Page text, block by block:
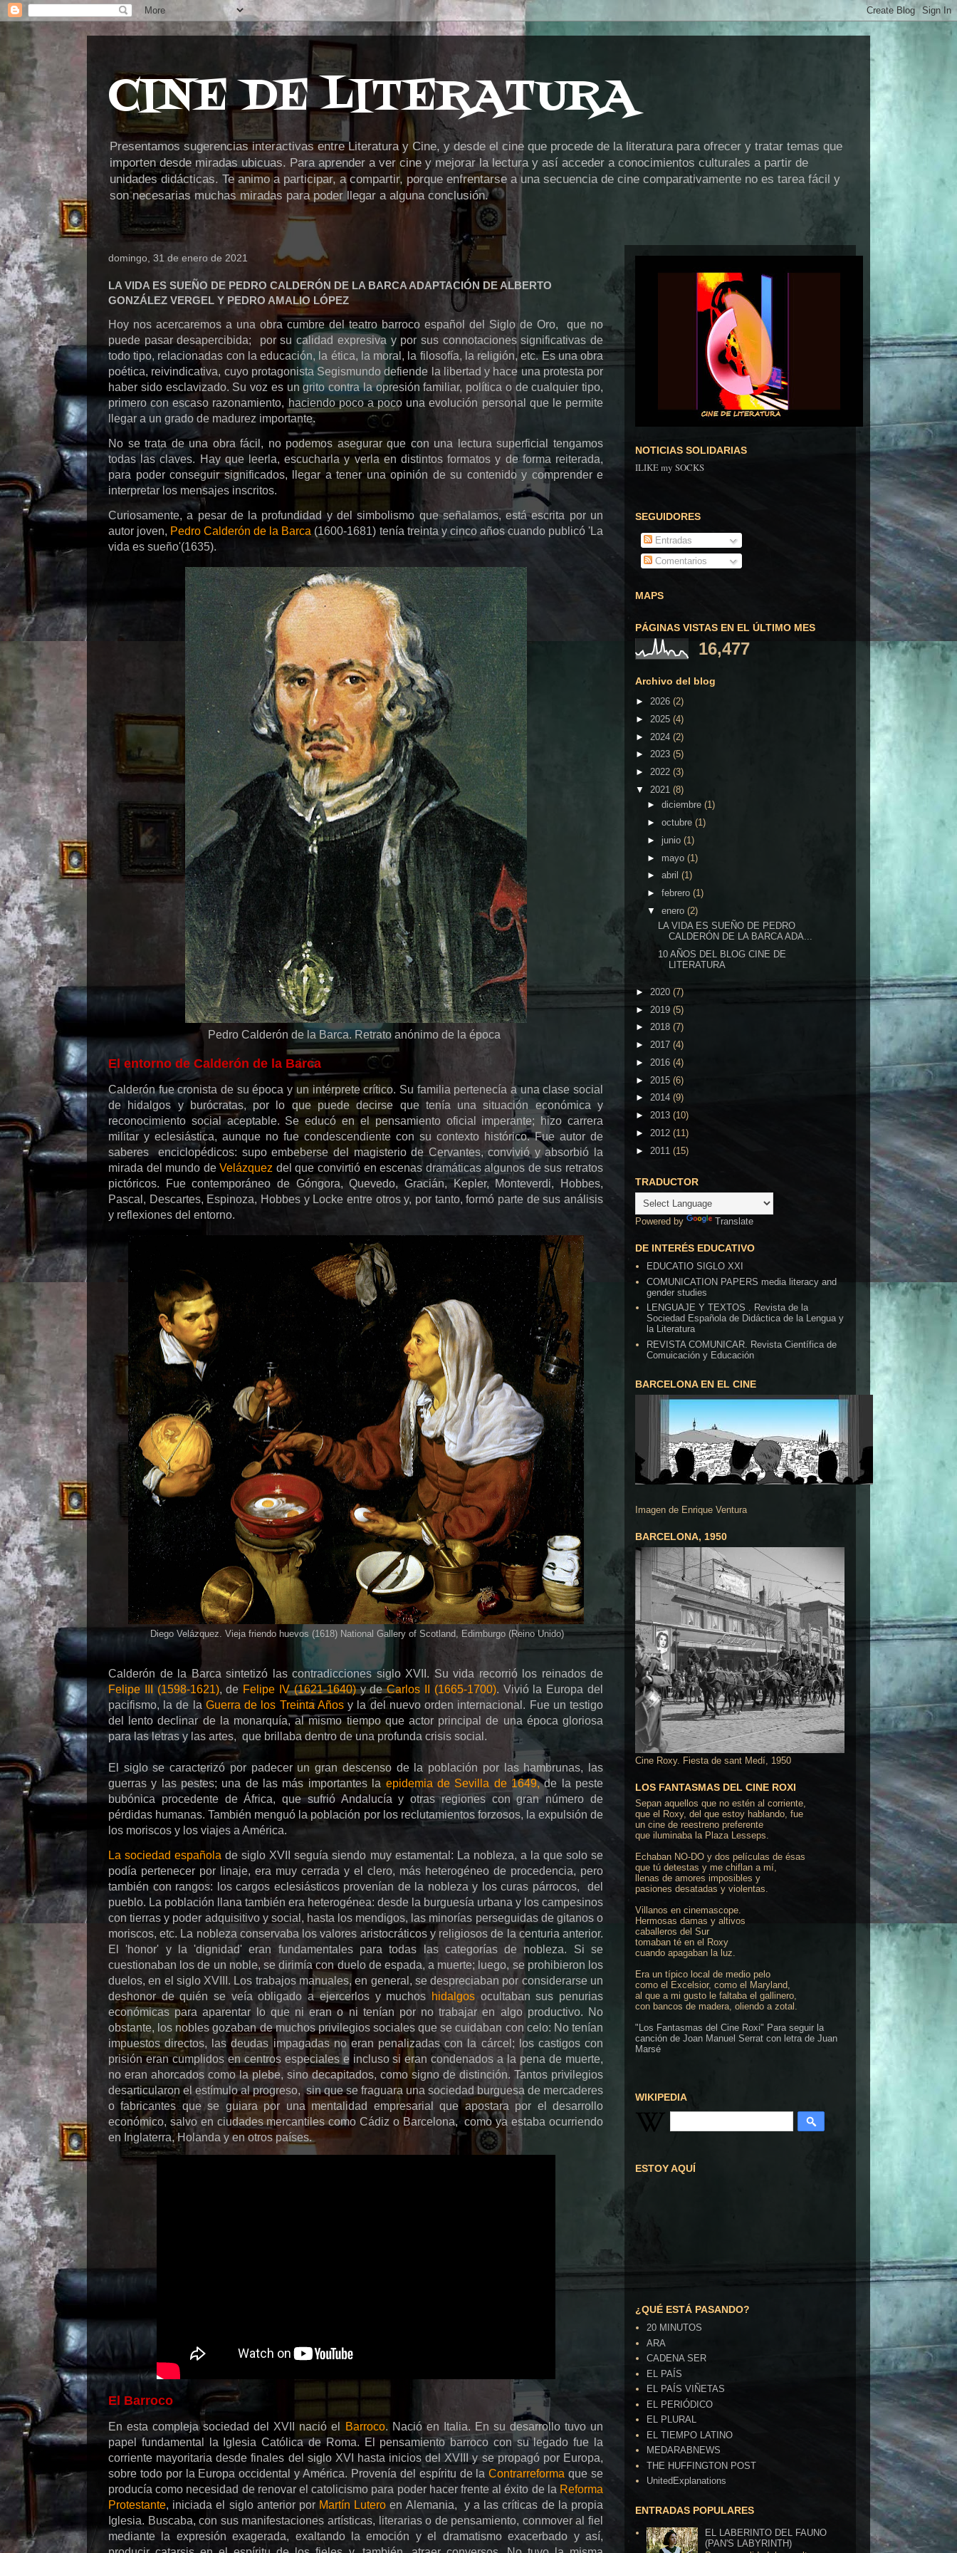
CINE DE LITERATURA
Presentamos sugerencias interactivas entre Literatura y Cine, y desde el cine que procede de la literatura para ofrecer y tratar temas que
importen desde miradas ubicuas. Para aprender a ver cine y mejorar la lectura y así acceder a conocimientos culturales a partir de
unidades didácticas. Te animo a participar, a compartir, porque enfrentarse a una secuencia de cine comparativamente no es tarea fácil y
son necesarias muchas miradas para poder llegar a alguna conclusión.
domingo, 31 de enero de 2021
LA VIDA ES SUEÑO DE PEDRO CALDERÓN DE LA BARCA ADAPTACIÓN DE ALBERTO
GONZÁLEZ VERGEL Y PEDRO AMALIO LÓPEZ
Hoy nos acercaremos a una obra cumbre del teatro barroco español del Siglo de Oro, que no
puede pasar desapercibida; por su calidad expresiva y por sus connotaciones significativas de
todo tipo, relacionadas con la educación, la ética, la moral, la filosofía, la religión, etc. Es una obra
poética, reivindicativa, cuyo protagonista Segismundo defiende la libertad y hace una protesta por
haber sido esclavizado. Su voz es un grito contra la opresión familiar, política o de cualquier tipo,
primero con escaso razonamiento, haciendo poco a poco una evolución personal que le permite
llegar a un grado de madurez importante.
No se trata de una obra fácil, no podemos asegurar que con una lectura superficial tengamos
todas las claves. Hay que leerla, escucharla y verla en distintos formatos y de forma reiterada,
para poder conseguir significados, llegar a tener una opinión de su contenido y comprender e
interpretar los mensajes inscritos.
Curiosamente, a pesar de la profundidad y del simbolismo que señalamos, está escrita por un
autor joven, Pedro Calderón de la Barca (1600-1681) tenía treinta y cinco años cuando publicó 'La
vida es sueño'(1635).
Pedro Calderón de la Barca. Retrato anónimo de la época
El entorno de Calderón de la Barca
Calderón fue cronista de su época y un intérprete crítico. Su familia pertenecía a una clase social
de hidalgos y burócratas, por lo que puede decirse que tenía una situación económica y
reconocimiento social aceptable. Se educó en el pensamiento oficial imperante; hizo carrera
militar y eclesiástica, aunque no fue condescendiente con su contexto histórico. Fue autor de
saberes enciclopédicos: supo embeberse del magisterio de Cervantes, convivió y absorbió la
mirada del mundo deVelázquez del que convirtió en escenas dramáticas algunos de sus retratos
pictóricos. Fue contemporáneo de Góngora, Quevedo, Gracián, Kepler, Monteverdi, Hobbes,
Pascal, Descartes, Espinoza, Hobbes y Locke entre otros y, por tanto, formó parte de sus análisis
y reflexiones del entorno.
Diego Velázquez. Vieja friendo huevos (1618) National Gallery of Scotland, Edimburgo (Reino Unido)
Calderón de la Barca sintetizó las contradicciones siglo XVII. Su vida recorrió los reinados de
Felipe III (1598-1621), de Felipe IV (1621-1640)y deCarlos II (1665-1700). Vivió la Europa del
pacifismo, la de la Guerra de los Treinta Añosy la del nuevo orden internacional. Fue un testigo
del lento declinar de la monarquía, al mismo tiempo que actor principal de una época gloriosa
para las letras y las artes, que brillaba dentro de una profunda crisis social.
El siglo se caracterizó por padecer un gran descenso de la población por las hambrunas, las
guerras y las pestes; una de las más importantes la epidemia de Sevilla de 1649, de la peste
bubónica procedente de África, que sufrió Andalucía y otras regiones con gran número de
pérdidas humanas. También menguó la población por los reclutamientos forzosos, la expulsión de
los moriscos y los viajes a América.
La sociedad española de siglo XVII seguía siendo muy estamental: La nobleza, a la que solo se
podía pertenecer por linaje, era muy cerrada y el clero, más heterogéneo de procedencia, pero
también con rangos: los cargos eclesiásticos provenían de la nobleza y los curas párrocos, del
pueblo. La población llana también era heterogénea: desde la burguesía urbana y los campesinos
con tierras y poder adquisitivo y social, hasta los mendigos, las minorías perseguidas de gitanos o
moriscos, etc. La nobleza conservaba los valores aristocráticos y religiosos de la centuria anterior.
El 'honor' y la 'dignidad' eran fundamentales para todas las categorías de nobleza. Si se
cuestionaban los de un noble, se dirimía con duelo de espada, a muerte; luego, se prohibieron los
duelos, en el siglo XVIII. Los trabajos manuales, en general, se despreciaban por considerarse un
deshonor de quién se veía obligado a ejercerlos y muchos hidalgosocultaban sus penurias
económicas para aparentar lo que ni eran o ni tenían por no trabajar en algo productivo. No
obstante, los nobles gozaban de muchos privilegios sociales que se cuidaban con celo: No tenían
impuestos directos, las deudas impagadas no eran penalizadas con la cárcel; los castigos con
prisión eran cumplidos en centros especiales e incluso si eran condenados a la pena de muerte,
no eran ahorcados como la plebe, sino decapitados, como signo de distinción. Tantos privilegios
desarticularon el estímulo al progreso, sin que se fraguara una sociedad burguesa de mercaderes
o fabricantes que se guiara por una mentalidad empresarial que apostara por el desarrollo
económico, salvo en ciudades mercantiles como Cádiz o Barcelona, como ya estaba ocurriendo
en Inglaterra, Holanda y en otros países.
El Barroco
En esta compleja sociedad del XVII nació el Barroco. Nació en Italia. En su desarrollo tuvo un
papel fundamental la Iglesia Católica de Roma. El pensamiento barroco con su legado fue la
corriente mayoritaria desde finales del siglo XVI hasta inicios del XVIII y se propagó por Europa,
sobre todo por la Europa occidental y América. Provenía del espíritu de laContrarreforma que se
producía como necesidad de renovar el catolicismo para poder hacer frente al éxito de la Reforma
Protestante, iniciada el siglo anterior por Martín Lutero en Alemania, y a las críticas de la propia
Iglesia. Buscaba, con sus manifestaciones artísticas, literarias o de pensamiento, conmover al fiel
mediante la expresión exagerada, exaltando la emoción y el dramatismo exacerbado y así,
NOTICIAS SOLIDARIAS
ILIKE my SOCKS
SEGUIDORES
Entradas
Comentarios
MAPS
PÁGINAS VISTAS EN EL ÚLTIMO MES
16,477
Archivo del blog
► 2026 (2)
► 2025 (4)
► 2024 (2)
► 2023 (5)
► 2022 (3)
▼ 2021 (8)
► diciembre (1)
► octubre (1)
► junio (1)
► mayo (1)
► abril (1)
► febrero (1)
▼ enero (2)
LA VIDA ES SUEÑO DE PEDRO
CALDERÓN DE LA BARCA ADA...
10 AÑOS DEL BLOG CINE DE
LITERATURA
► 2020 (7)
► 2019 (5)
► 2018 (7)
► 2017 (4)
► 2016 (4)
► 2015 (6)
► 2014 (9)
► 2013 (10)
► 2012 (11)
► 2011 (15)
TRADUCTOR
Powered by Translate
DE INTERÉS EDUCATIVO
EDUCATIO SIGLO XXI
COMUNICATION PAPERS media literacy and
gender studies
LENGUAJE Y TEXTOS . Revista de la
Sociedad Española de Didáctica de la Lengua y
la Literatura
REVISTA COMUNICAR. Revista Científica de
Comuicación y Educación
BARCELONA EN EL CINE
Imagen de Enrique Ventura
BARCELONA, 1950
Cine Roxy. Fiesta de sant Medí, 1950
LOS FANTASMAS DEL CINE ROXI
Sepan aquellos que no estén al corriente,
que el Roxy, del que estoy hablando, fue
un cine de reestreno preferente
que iluminaba la Plaza Lesseps.
Echaban NO-DO y dos películas de ésas
que tú detestas y me chiflan a mí,
llenas de amores imposibles y
pasiones desatadas y violentas.
Villanos en cinemascope.
Hermosas damas y altivos
caballeros del Sur
tomaban té en el Roxy
cuando apagaban la luz.
Era un típico local de medio pelo
como el Excelsior, como el Maryland,
al que a mi gusto le faltaba el gallinero,
con bancos de madera, oliendo a zotal.
"Los Fantasmas del Cine Roxi" Para seguir la
canción de Joan Manuel Serrat con letra de Juan
Marsé
WIKIPEDIA
ESTOY AQUÍ
¿QUÉ ESTÁ PASANDO?
20 MINUTOS
ARA
CADENA SER
EL PAÍS
EL PAÍS VIÑETAS
EL PERIÓDICO
EL PLURAL
EL TIEMPO LATINO
MEDARABNEWS
THE HUFFINGTON POST
UnitedExplanations
ENTRADAS POPULARES
EL LABERINTO DEL FAUNO
(PAN'S LABYRINTH)